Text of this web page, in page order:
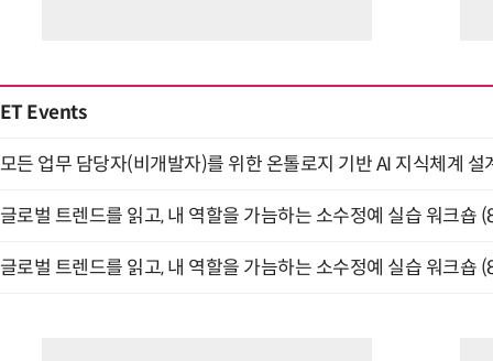
ET Events
모든 업무 담당자(비개발자)를 위한 온톨로지 기반 AI 지식체계
글로벌 트렌드를 읽고, 내 역할을 가늠하는 소수정예 실습 워크숍
글로벌 트렌드를 읽고, 내 역할을 가늠하는 소수정예 실습 워크숍